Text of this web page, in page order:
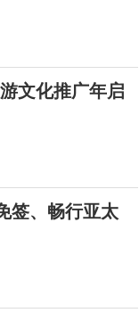
文化推广年启
签、畅行亚太